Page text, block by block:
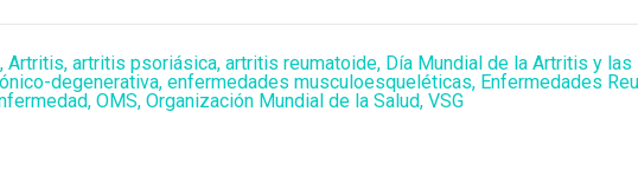
, Artritis, artritis psoriásica, artritis reumatoide, Día Mundial de la Artritis y
degenerativa, enfermedades musculoesqueléticas, Enfermedades
, OMS, Organización Mundial de la Salud, VSG